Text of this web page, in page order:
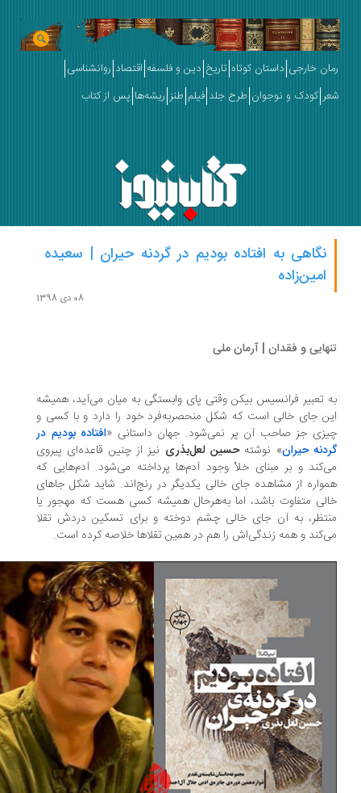
خارجی داستان کوتاه تاریخ دین و فلسفه اقتصاد روانشناسی
کودک و نوجوان طرح جلد فیلم طنز ریشه‌ها پس از کتاب
نگاهی به افتاده بودیم در گردنه حیران | سعیده
امین‌زاده
و فقدان | آرمان ملی
تعبیر فرانسیس بیکن وقتی پای وابستگی به میان می‌آید، همیشه
جای خالی است که شکل منحصربه‌فرد خود را دارد و با کسی و
جز صاحب آن پر نمی‌شود. جهان داستانی «افتاده بودیم در
حیران » نوشتهحسین لعل‌بذرینیز از چنین قاعده‌ای پیروی
و بر مبنای خلأ وجود آدم‌ها پرداخته می‌شود. آدم‌هایی که
از مشاهده‌ جای خالی یکدیگر در رنج‌اند. شاید شکل جاهای
متفاوت باشد، اما به‌هر‌حال همیشه کسی هست که مهجور یا
به آن جای خالی چشم دوخته و برای تسکین دردش تقلا
و همه‌ زندگی‌اش را هم در همین تقلاها خلاصه کرده است.